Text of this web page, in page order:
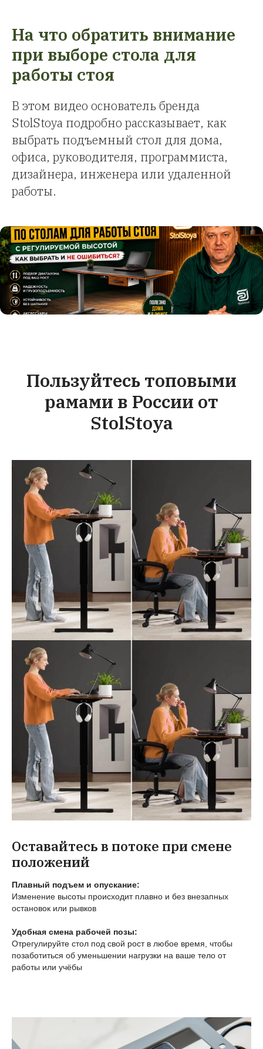
На что обратить внимание
при выборе стола для
работы стоя
В этом видео основатель бренда
StolStoya подробно рассказывает, как
выбрать подъемный стол для дома,
офиса, руководителя, программиста,
дизайнера, инженера или удаленной
работы.
Пользуйтесь топовыми
рамами в России от
StolStoya
Оставайтесь в потоке при смене
положений
Плавный подъем и опускание:
Изменение высоты происходит плавно и без внезапных
остановок или рывков
Удобная смена рабочей позы:
Отрегулируйте стол под свой рост в любое время, чтобы
позаботиться об уменьшении нагрузки на ваше тело от
работы или учёбы